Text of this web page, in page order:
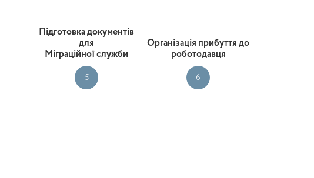
Підготовка документів
для
Міграційної служби
5
Організація прибуття до
роботодавця
6